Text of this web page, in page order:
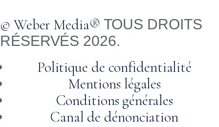
© Weber Media® TOUS DROITS
RÉSERVÉS 2026.
Politique de confidentialité
Mentions légales
Conditions générales
Canal de dénonciation